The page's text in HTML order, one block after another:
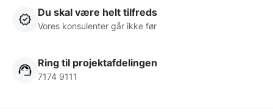
Du skal være helt tilfreds
Vores konsulenter går ikke før
Ring til projektafdelingen
7174 9111